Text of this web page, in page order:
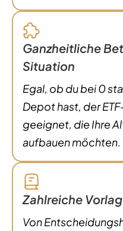
Ganzheitliche
Situation
Egal, ob du bei 0
Depot hast, der
geeignet, die Ihre
aufbauen möchten.
Zahlreiche
Von